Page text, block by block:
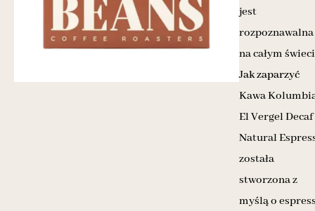
jest
rozpoznawalna
na całym
Jak zaparzyć
Kawa
El Vergel Decaf
Natural
została
stworzona z
myślą o